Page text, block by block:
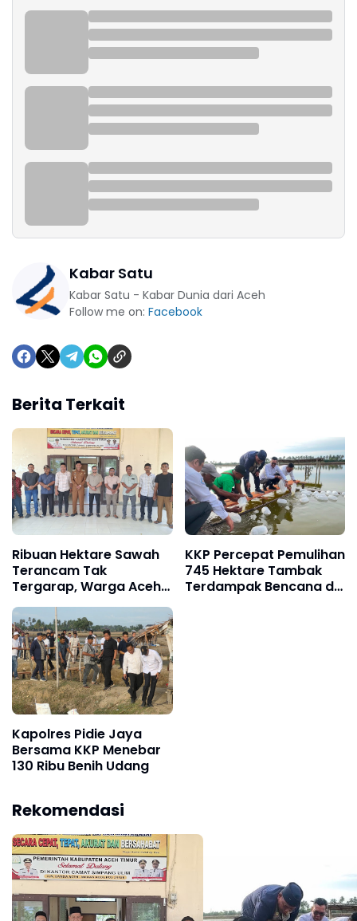
Kabar Satu
Kabar Satu - Kabar Dunia dari Aceh
Follow me on: Facebook
Berita Terkait
Ribuan Hektare Sawah
Terancam Tak
Tergarap, Warga Aceh
Timur Minta Haji Uma
Perjuangkan
Penanganan Darurat
KKP Percepat Pemulihan
745 Hektare Tambak
Terdampak Bencana di
Kapolres Pidie Jaya
Bersama KKP Menebar
130 Ribu Benih Udang
Rekomendasi